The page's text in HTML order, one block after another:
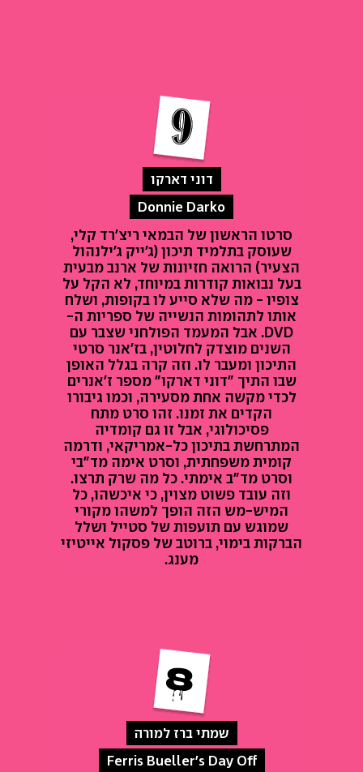
דוני דארקו
Donnie Darko
סרטו הראשון של הבמאי ריצ'רד קלי,
שעוסק בתלמיד תיכון (ג'ייק ג'ילנהול
הצעיר) הרואה חזיונות של ארנב מבעית
בעל נבואות קודרות במיוחד, לא הקל על
צופיו - מה שלא סייע לו בקופות, ושלח
אותו לתהומות הנשייה של ספריות ה-
DVD. אבל המעמד הפולחני שצבר עם
השנים מוצדק לחלוטין, בז'אנר סרטי
התיכון ומעבר לו. וזה קרה בגלל האופן
שבו התיך "דוני דארקו" מספר ז'אנרים
לכדי מקשה אחת מסעירה, וכמו גיבורו
הקדים את זמנו. זהו סרט מתח
פסיכולוגי, אבל זו גם קומדיה
המתרחשת בתיכון כל-אמריקאי, ודרמה
קומית משפחתית, וסרט אימה מד"בי
וסרט מד"ב אימתי. כל מה שרק תרצו.
וזה עובד פשוט מצוין, כי איכשהו, כל
המיש-מש הזה הופך למשהו מקורי
שמוגש עם תועפות של סטייל ושלל
הברקות בימוי, ברוטב של פסקול אייטיזי
מענג.
שמתי ברז למורה
Ferris Bueller's Day Off